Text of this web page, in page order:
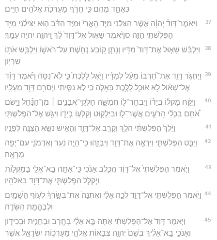
כְּאַחַ֣ד מֵהֶ֔ם כִּ֣י חֵרֵ֔ף מַעַרְכֹ֖ת אֱלֹהִ֥ים חַיִּֽים׃
37
וַיֹּאמֶר֮ דָּוִד֒ יְהוָ֗ה אֲשֶׁ֨ר הִצִּלַ֜נִי מִיַּ֤ד הָֽאֲרִי֙ וּמִיַּ֣ד הַדֹּ֔ב ה֣וּא יַצִּילֵ֔נִי מִיַּ֥ד
הַפְּלִשְׁתִּ֖י הַזֶּ֑ה סוַיֹּ֨אמֶר שָׁא֤וּל אֶל־דָּוִד֙ לֵ֔ךְ וַֽיהוָ֖ה יִהְיֶ֥ה עִמָּֽךְ׃
38
וַיַּלְבֵּ֨שׁ שָׁא֤וּל אֶת־דָּוִד֙ מַדָּ֔יו וְנָתַ֛ן ק֥וֹבַע נְחֹ֖שֶׁת עַל־רֹאשׁ֑וֹ וַיַּלְבֵּ֥שׁ אֹת֖וֹ
שִׁרְיֽוֹן׃
39
וַיַּחְגֹּ֣ר דָּוִ֣ד אֶת־חַ֠רְבּוֹ מֵעַ֨ל לְמַדָּ֜יו וַיֹּ֣אֶל לָלֶכֶת֮ כִּ֣י לֹֽא־נִסָּה֒ וַיֹּ֨אמֶר דָּוִ֜ד
אֶל־שָׁא֗וּל לֹ֥א אוּכַ֛ל לָלֶ֥כֶת בָּאֵ֖לֶּה כִּ֣י לֹ֣א נִסִּ֑יתִי וַיְסִרֵ֥ם דָּוִ֖ד מֵעָלָֽיו׃
40
וַיִּקַּ֨ח מַקְל֜וֹ בְּיָד֗וֹ וַיִּבְחַר־ל֣וֹ חֲמִשָּׁ֣ה חַלֻּקֵֽי־אֲבָנִ֣ים ׀ מִן־הַנַּ֡חַל וַיָּ֣שֶׂם
אֹ֠תָם בִּכְלִ֨י הָרֹעִ֧ים אֲשֶׁר־ל֛וֹ וּבַיַּלְק֖וּט וְקַלְּע֣וֹ בְיָד֑וֹ וַיִּגַּ֖שׁ אֶל־הַפְּלִשְׁתִּֽי׃
41 וַיֵּ֙לֶךְ֙ הַפְּלִשְׁתִּ֔י הֹלֵ֥ךְ וְקָרֵ֖ב אֶל־דָּוִ֑ד וְהָאִ֛ישׁ נֹשֵׂ֥א הַצִּנָּ֖ה לְפָנָֽיו׃
42
וַיַּבֵּ֧ט הַפְּלִשְׁתִּ֛י וַיִּרְאֶ֥ה אֶת־דָּוִ֖ד וַיִּבְזֵ֑הוּ כִּֽי־הָיָ֣ה נַ֔עַר וְאַדְמֹנִ֖י עִם־יְפֵ֥ה
מַרְאֶֽה׃
43
וַיֹּ֤אמֶר הַפְּלִשְׁתִּי֙ אֶל־דָּוִ֔ד הֲכֶ֣לֶב אָנֹ֔כִי כִּֽי־אַתָּ֥ה בָֽא־אֵלַ֖י בַּמַּקְל֑וֹת
וַיְקַלֵּ֧ל הַפְּלִשְׁתִּ֛י אֶת־דָּוִ֖ד בֵּאלֹהָֽיו׃
44 וַיֹּ֥אמֶר הַפְּלִשְׁתִּ֖י אֶל־דָּוִ֑ד לְכָ֣ה אֵלַ֔י וְאֶתְּנָה֙ אֶת־בְּשָׂ֣רְךָ֔ לְע֥וֹף הַשָּׁמַ֖יִם
וּלְבֶהֱמַ֥ת הַשָּׂדֶֽה׃
45
וַיֹּ֤אמֶר דָּוִד֙ אֶל־הַפְּלִשְׁתִּ֔י אַתָּה֙ בָּ֣א אֵלַ֔י בְּחֶ֖רֶב וּבַחֲנִ֣ית וּבְכִיד֑וֹן
וְאָנֹכִ֣י בָֽא־אֵלֶ֗יךָ בְּשֵׁם֙ יְהוָ֣ה צְבָא֔וֹת אֱלֹהֵ֛י מַעַרְכ֥וֹת יִשְׂרָאֵ֖ל אֲשֶׁ֥ר